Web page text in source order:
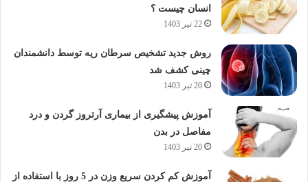
انسان چیست ؟
22 تیر 1403
روش جدید تشخیص سرطان ریه توسط دانشمندان
چینی کشف شد
20 تیر 1403
آموزش پیشگیری از بیماری آرتروز گردن و درد
مفاصل در بدن
20 تیر 1403
آموزش کم کردن سریع وزن در 5 روز با استفاده از